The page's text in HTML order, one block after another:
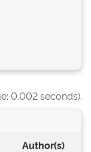
0.002 seconds).
Author(s)